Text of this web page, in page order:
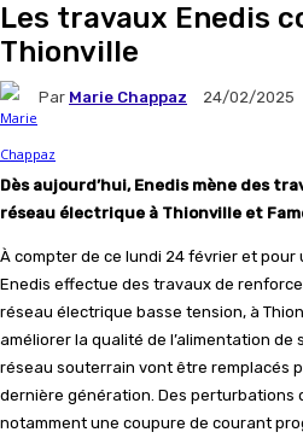
Les travaux Enedis
Thionville
Par Marie Chappaz 24/02/2025
Dès aujourd’hui, Enedis mène des
réseau électrique à Thionville et
À compter de ce lundi 24 février et pour
Enedis effectue des travaux de
réseau électrique basse tension, à
améliorer la qualité de l’alimentation de
réseau souterrain vont être remplacés
dernière génération. Des perturbations
notamment une coupure de courant